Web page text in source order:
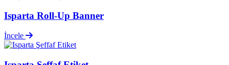
Isparta Roll-Up Banner
İncele